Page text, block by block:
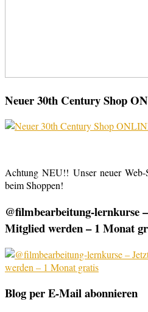
Neuer 30th Century Shop
Achtung NEU!! Unser neuer
beim Shoppen!
@filmbearbeitung-lernkurse
Mitglied werden – 1 Monat
Blog per E-Mail abonnieren